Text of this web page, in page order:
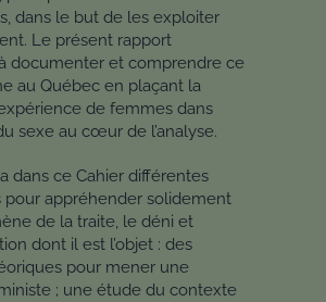
dans le but de les exploiter
Le présent rapport
à documenter et comprendre ce
au Québec en plaçant la
de femmes dans
sexe au cœur de l’analyse.
dans ce Cahier différentes
pour appréhender solidement
de la traite, le déni et
dont il est l’objet : des
pour mener une
; une étude du contexte